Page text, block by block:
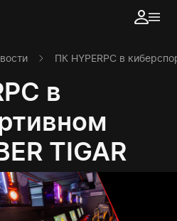
ПК HYPERPC в
в
TIGAR